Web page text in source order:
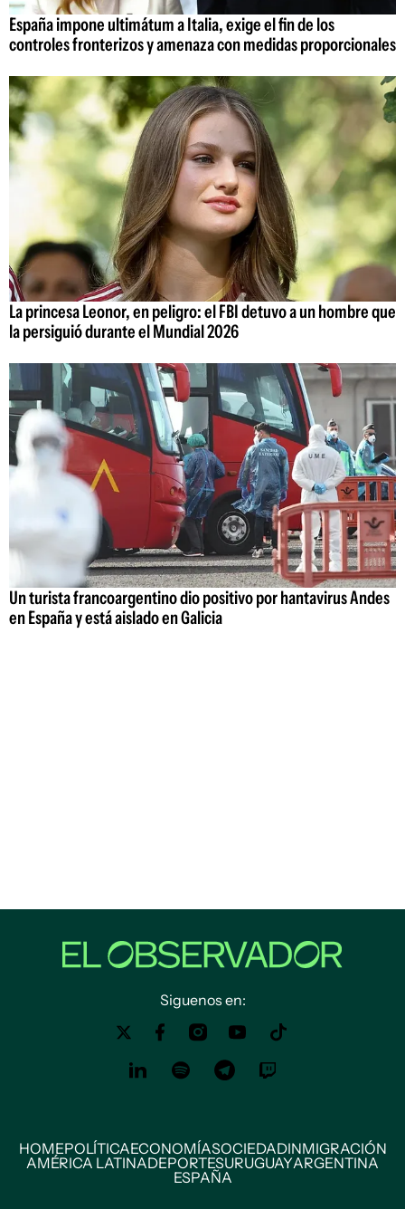
España impone ultimátum a Italia, exige el fin de los
controles fronterizos y amenaza con medidas proporcionales
La princesa Leonor, en peligro: el FBI detuvo a un hombre que
la persiguió durante el Mundial 2026
Un turista francoargentino dio positivo por hantavirus Andes
en España y está aislado en Galicia
Siguenos en:
HOMEPOLÍTICAECONOMÍASOCIEDADINMIGRACIÓN
AMÉRICA LATINADEPORTESURUGUAYARGENTINA
ESPAÑA